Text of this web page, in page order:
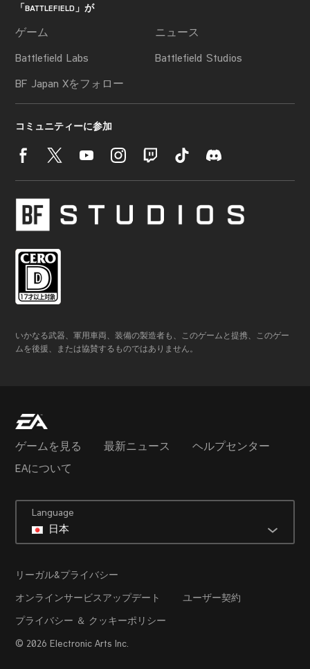
いかなる武器、軍用車両、装備の製造者も、このゲームと提携、このゲー
ムを後援、または協賛するものではありません。